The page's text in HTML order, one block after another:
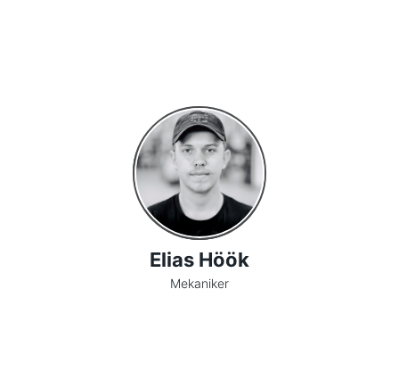
Elias Höök
Mekaniker